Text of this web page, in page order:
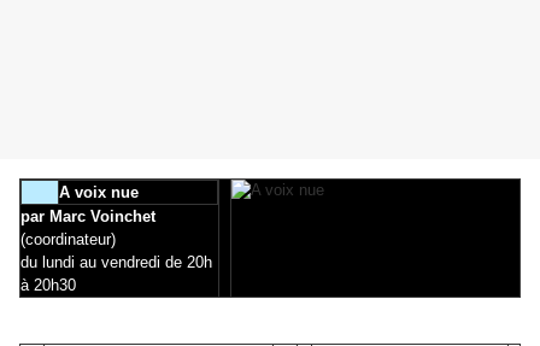
A voix nue
par Marc Voinchet
(coordinateur)
du lundi au vendredi de 20h
à 20h30